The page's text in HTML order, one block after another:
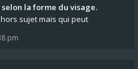
la forme du visage.
sujet mais qui peut
pm